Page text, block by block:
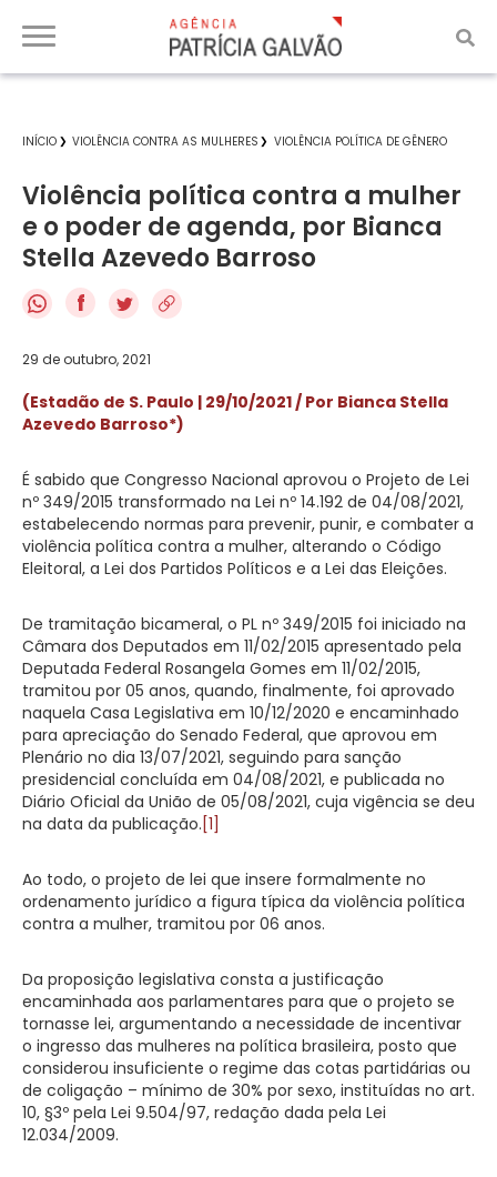
INÍCIO VIOLÊNCIA CONTRA AS MULHERES VIOLÊNCIA POLÍTICA DE GÊNERO
Violência política contra a mulher
e o poder de agenda, por Bianca
Stella Azevedo Barroso
f
29 de outubro, 2021
(Estadão de S. Paulo | 29/10/2021 / Por Bianca Stella
Azevedo Barroso*)
É sabido que Congresso Nacional aprovou o Projeto de Lei
nº 349/2015 transformado na Lei nº 14.192 de 04/08/2021,
estabelecendo normas para prevenir, punir, e combater a
violência política contra a mulher, alterando o Código
Eleitoral, a Lei dos Partidos Políticos e a Lei das Eleições.
De tramitação bicameral, o PL nº 349/2015 foi iniciado na
Câmara dos Deputados em 11/02/2015 apresentado pela
Deputada Federal Rosangela Gomes em 11/02/2015,
tramitou por 05 anos, quando, finalmente, foi aprovado
naquela Casa Legislativa em 10/12/2020 e encaminhado
para apreciação do Senado Federal, que aprovou em
Plenário no dia 13/07/2021, seguindo para sanção
presidencial concluída em 04/08/2021, e publicada no
Diário Oficial da União de 05/08/2021, cuja vigência se deu
na data da publicação. [1]
Ao todo, o projeto de lei que insere formalmente no
ordenamento jurídico a figura típica da violência política
contra a mulher, tramitou por 06 anos.
Da proposição legislativa consta a justificação
encaminhada aos parlamentares para que o projeto se
tornasse lei, argumentando a necessidade de incentivar
o ingresso das mulheres na política brasileira, posto que
considerou insuficiente o regime das cotas partidárias ou
de coligação – mínimo de 30% por sexo, instituídas no art.
10, §3º pela Lei 9.504/97, redação dada pela Lei
12.034/2009.